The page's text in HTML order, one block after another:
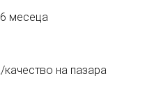
месеца
на пазара